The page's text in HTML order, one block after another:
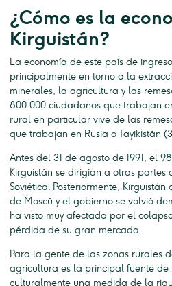
¿Cómo es la
Kirguistán?
La economía de este país de
principalmente en torno a la
minerales, la agricultura y las
800.000 ciudadanos que trabajan
rural en particular vive de las
que trabajan en Rusia o Tayikistán
Antes del 31 de agosto de 1991, el
Kirguistán se dirigían a otras partes
Soviética. Posteriormente,
de Moscú y el gobierno se volvió
ha visto muy afectada por el
pérdida de su gran mercado.
Para la gente de las zonas rurales
agricultura es la principal fuente de
culturalmente una medida de la